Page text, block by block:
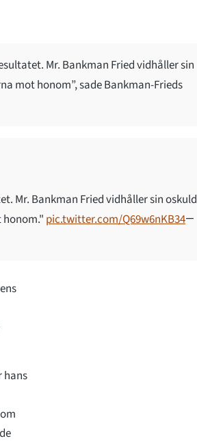
Mr. Bankman Fried vidhåller sin
mot honom”, sade Bankman-Frieds
Mr. Bankman Fried vidhåller sin oskuld
pic.twitter.com/Q69w6nKB34—
hans